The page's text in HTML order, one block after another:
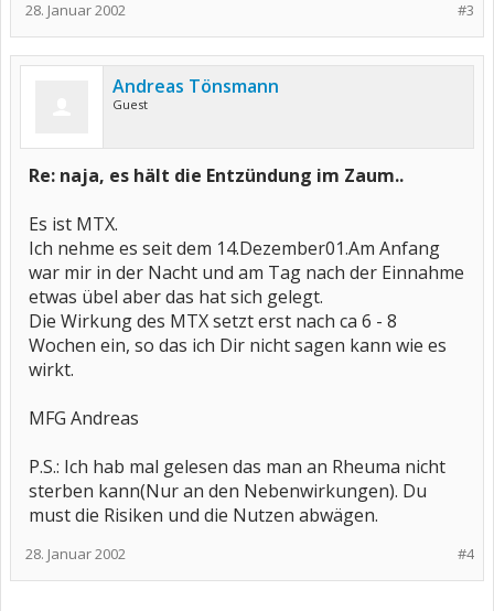
#3
28. Januar 2002
Andreas Tönsmann
Guest
Re: naja, es hält die Entzündung im Zaum..
Es ist MTX.
Ich nehme es seit dem 14.Dezember01.Am Anfang
war mir in der Nacht und am Tag nach der Einnahme
etwas übel aber das hat sich gelegt.
Die Wirkung des MTX setzt erst nach ca 6 - 8
Wochen ein, so das ich Dir nicht sagen kann wie es
wirkt.
MFG Andreas
P.S.: Ich hab mal gelesen das man an Rheuma nicht
sterben kann(Nur an den Nebenwirkungen). Du
must die Risiken und die Nutzen abwägen.
#4
28. Januar 2002